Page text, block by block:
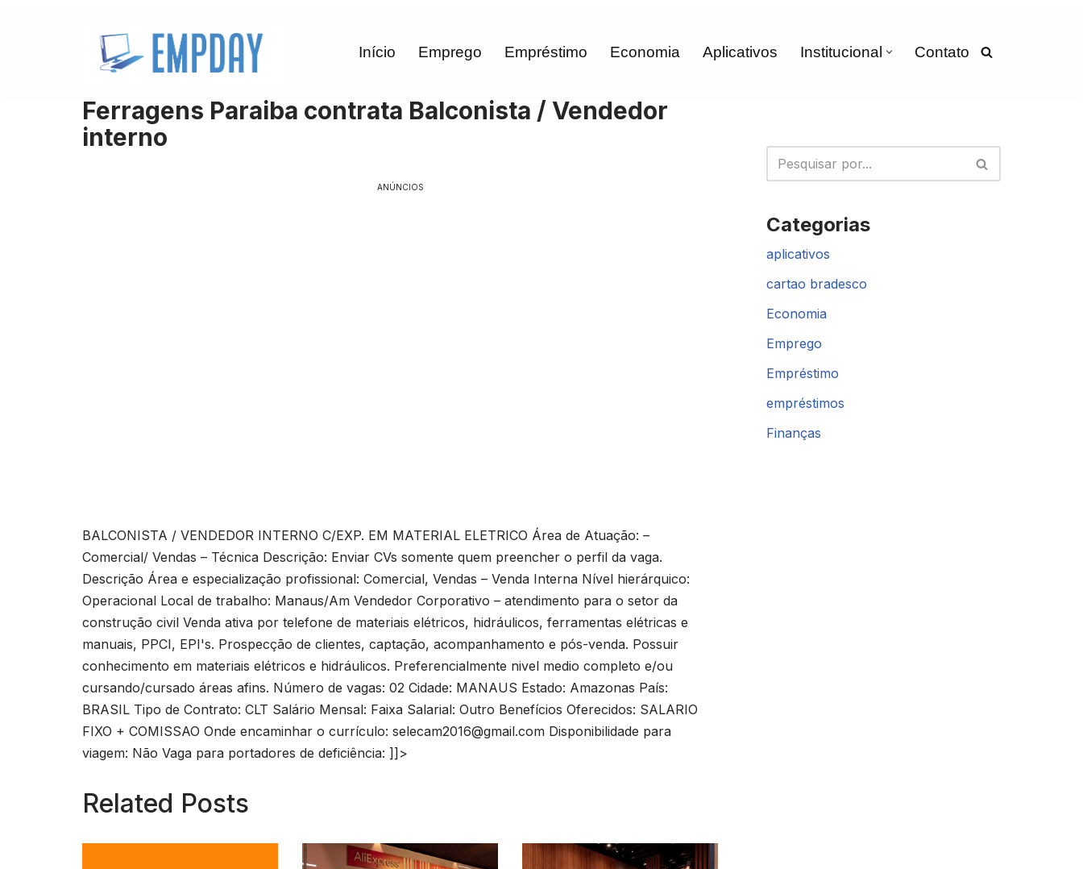
Início Emprego Empréstimo Economia Aplicativos Institucional Contato
Ferragens Paraiba contrata Balconista / Vendedor
interno
ANÚNCIOS
BALCONISTA / VENDEDOR INTERNO C/EXP. EM MATERIAL ELETRICO Área de Atuação: –
Comercial/ Vendas – Técnica Descrição: Enviar CVs somente quem preencher o perfil da vaga.
Descrição Área e especialização profissional: Comercial, Vendas – Venda Interna Nível hierárquico:
Operacional Local de trabalho: Manaus/Am Vendedor Corporativo – atendimento para o setor da
construção civil Venda ativa por telefone de materiais elétricos, hidráulicos, ferramentas elétricas e
manuais, PPCI, EPI's. Prospecção de clientes, captação, acompanhamento e pós-venda. Possuir
conhecimento em materiais elétricos e hidráulicos. Preferencialmente nivel medio completo e/ou
cursando/cursado áreas afins. Número de vagas: 02 Cidade: MANAUS Estado: Amazonas País:
BRASIL Tipo de Contrato: CLT Salário Mensal: Faixa Salarial: Outro Benefícios Oferecidos: SALARIO
FIXO + COMISSAO Onde encaminhar o currículo: selecam2016@gmail.com Disponibilidade para
viagem: Não Vaga para portadores de deficiência: ]]>
Related Posts
Categorias
aplicativos
cartao bradesco
Economia
Emprego
Empréstimo
empréstimos
Finanças